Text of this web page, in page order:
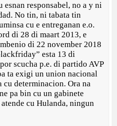
responsabel, no a y ni
No tin, ni tabata tin
cu e entreganan e.o.
di 28 di maart 2013, e
di 22 november 2018
esta 13 di
scucha p.e. di partido AVP
ta exigi un union nacional
cu determinacion. Ora na
pa bin cu un gabinete
cu Hulanda, ningun